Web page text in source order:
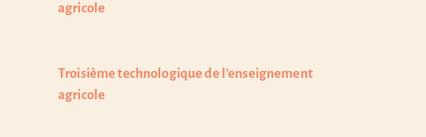
agricole
Troisième technologique de l’enseignement
agricole